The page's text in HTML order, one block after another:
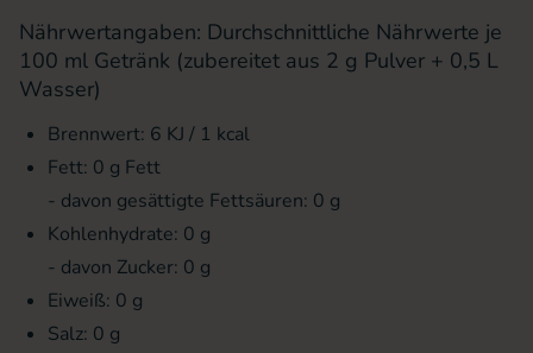
Nährwertangaben: Durchschnittliche Nährwerte je
100 ml Getränk (zubereitet aus 2 g Pulver + 0,5 L
Wasser)
Brennwert: 6 KJ / 1 kcal
Fett: 0 g Fett
- davon gesättigte Fettsäuren: 0 g
Kohlenhydrate: 0 g
- davon Zucker: 0 g
Eiweiß: 0 g
Salz: 0 g